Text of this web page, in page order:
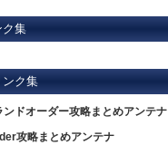
ク集
ンク集
ンドオーダー攻略まとめアンテナ
攻略まとめアンテナ